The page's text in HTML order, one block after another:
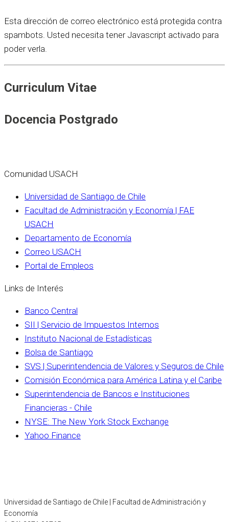
Esta dirección de correo electrónico está protegida contra
spambots. Usted necesita tener Javascript activado para
poder verla.
Curriculum Vitae
Docencia Postgrado
Comunidad USACH
Universidad de Santiago de Chile
Facultad de Administración y Economía | FAE
USACH
Departamento de Economía
Correo USACH
Portal de Empleos
Links de Interés
Banco Central
SII | Servicio de Impuestos Internos
Instituto Nacional de Estadísticas
Bolsa de Santiago
SVS | Superintendencia de Valores y Seguros de Chile
Comisión Económica para América Latina y el Caribe
Superintendencia de Bancos e Instituciones
Financieras - Chile
NYSE: The New York Stock Exchange
Yahoo Finance
Universidad de Santiago de Chile | Facultad de Administración y
Economía